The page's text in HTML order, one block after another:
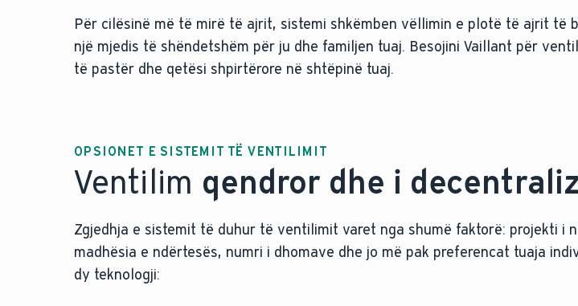
Për cilësinë më të mirë të ajrit, sistemi shkëmben vëllimin e plotë të ajrit të
një mjedis të shëndetshëm për ju dhe familjen tuaj. Besojini Vaillant për
të pastër dhe qetësi shpirtërore në shtëpinë tuaj.
OPSIONET E SISTEMIT TË VENTILIMIT
Ventilim qendror dhe i
Zgjedhja e sistemit të duhur të ventilimit varet nga shumë faktorë: projekti i
madhësia e ndërtesës, numri i dhomave dhe jo më pak preferencat tuaja
dy teknologji: